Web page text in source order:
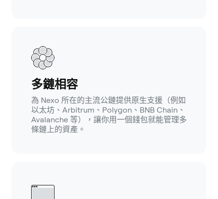
多鏈相容
為 Nexo 所在的主流公鏈提供原生支援（例如
以太坊、Arbitrum、Polygon、BNB Chain、
Avalanche 等），讓你用一個錢包就能管理多
條鏈上的資產。